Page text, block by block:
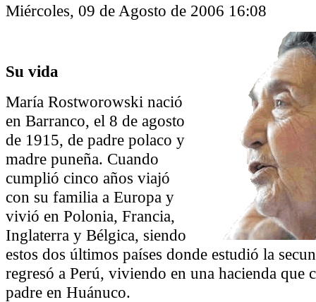
Miércoles, 09 de Agosto de 2006 16:08
Su vida
María Rostworowski nació
en Barranco, el 8 de agosto
de 1915, de padre polaco y
madre puneña. Cuando
cumplió cinco años viajó
con su familia a Europa y
vivió en Polonia, Francia,
Inglaterra y Bélgica, siendo
estos dos últimos países donde estudió la
regresó a Perú, viviendo en una hacienda que
padre en Huánuco.